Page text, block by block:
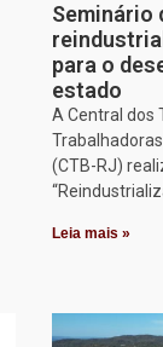
Seminário
para o
estado
A Central dos
(CTB-RJ)
Leia mais »